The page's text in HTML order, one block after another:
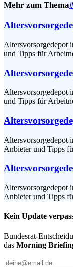
Mehr zum Thema#
Altersvorsorgedepot
und Tipps für
Altersvorsorgedepot
und Tipps für
Altersvorsorgedepot
Anbieter und Tipps
Altersvorsorgedepot
Anbieter und Tipps
Kein Update
Bundesrat-
das Morning